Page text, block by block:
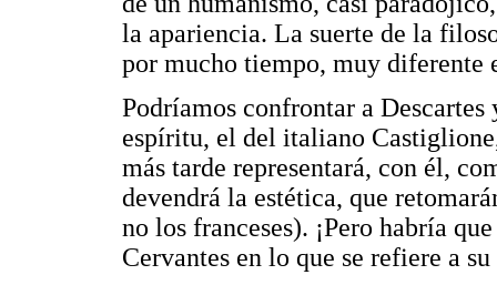
la apariencia. La suerte de la
por mucho tiempo, muy diferente
Podríamos confrontar a
espíritu, el del italiano
más tarde representará, con él,
devendrá la estética, que
no los franceses). ¡Pero habría
Cervantes en lo que se refiere a